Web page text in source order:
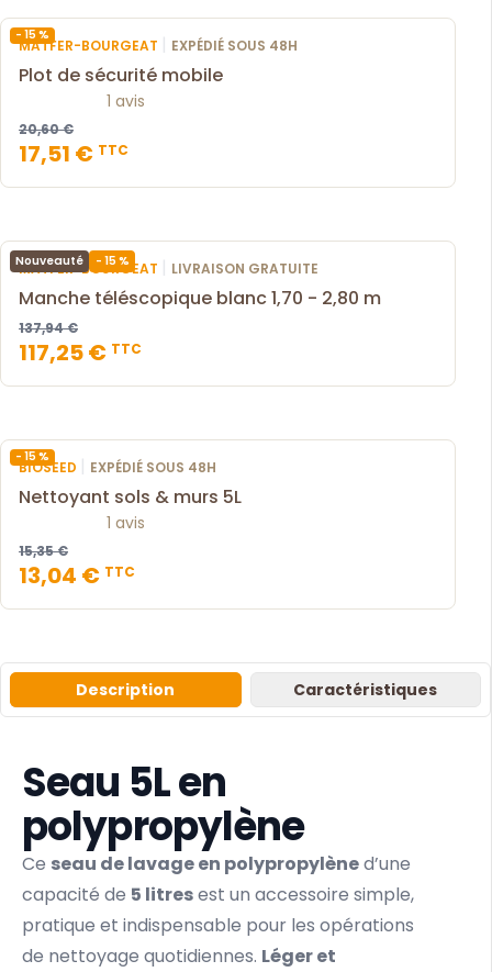
- 15 %
MATFER-BOURGEAT | EXPÉDIÉ SOUS 48H
Plot de sécurité mobile
1 avis
20,60 €
17,51 € TTC
Nouveauté - 15 %
MATFER-BOURGEAT | LIVRAISON GRATUITE
Manche téléscopique blanc 1,70 - 2,80 m
137,94 €
117,25 € TTC
- 15 %
BIOSEED | EXPÉDIÉ SOUS 48H
Nettoyant sols & murs 5L
1 avis
15,35 €
13,04 € TTC
Description Caractéristiques
Seau 5L en
polypropylène
Ce seau de lavage en polypropylèned’une
capacité de 5 litresest un accessoire simple,
pratique et indispensable pour les opérations
de nettoyage quotidiennes. Léger et